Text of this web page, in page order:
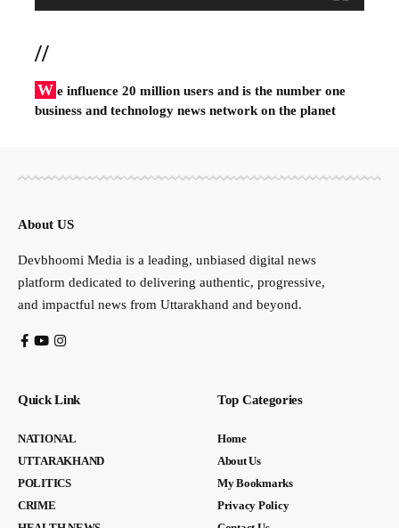
//
W e influence 20 million users and is the number one
business and technology news network on the planet
About US
Devbhoomi Media is a leading, unbiased digital news
platform dedicated to delivering authentic, progressive,
and impactful news from Uttarakhand and beyond.
Quick Link
NATIONAL
UTTARAKHAND
POLITICS
CRIME
Top Categories
Home
About Us
My Bookmarks
Privacy Policy